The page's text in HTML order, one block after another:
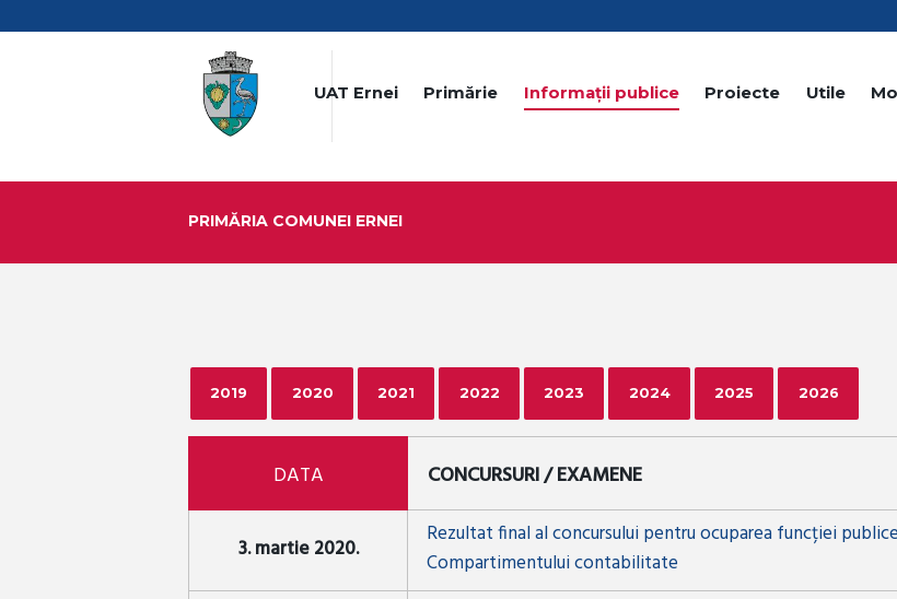
UAT Ernei Primărie Informații publice Proiecte Utile
PRIMĂRIA COMUNEI ERNEI
2019 2020 2021 2022 2023 2024 2025 2026
DATA CONCURSURI / EXAMENE
3. martie 2020.
Rezultat final al concursului pentru ocuparea funcției
Compartimentului contabilitate